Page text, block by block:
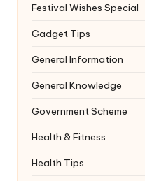
Festival Wishes Special
Gadget Tips
General Information
General Knowledge
Government Scheme
Health & Fitness
Health Tips